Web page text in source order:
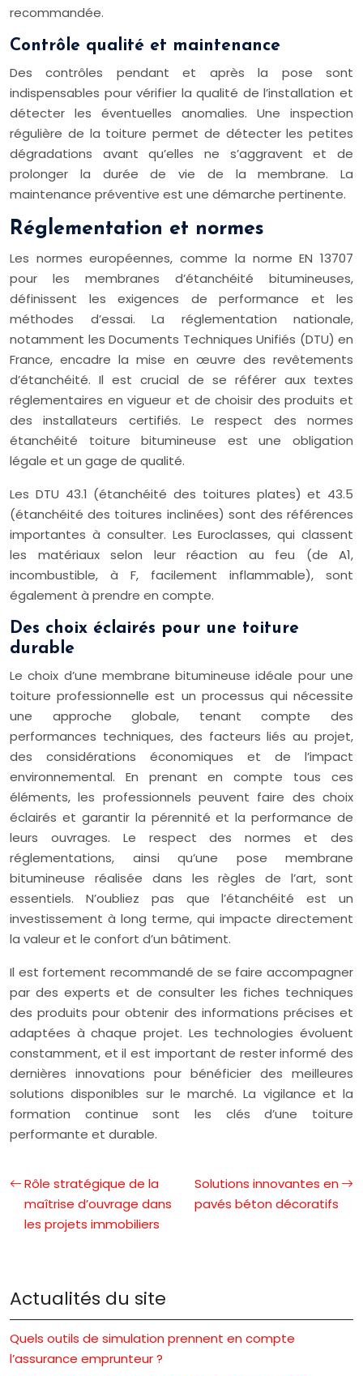
recommandée.
Contrôle qualité et maintenance
Des contrôles pendant et après la pose sont
indispensables pour vérifier la qualité de l’installation et
détecter les éventuelles anomalies. Une inspection
régulière de la toiture permet de détecter les petites
dégradations avant qu’elles ne s’aggravent et de
prolonger la durée de vie de la membrane. La
maintenance préventive est une démarche pertinente.
Réglementation et normes
Les normes européennes, comme la norme EN 13707
pour les membranes d’étanchéité bitumineuses,
définissent les exigences de performance et les
méthodes d’essai. La réglementation nationale,
notamment les Documents Techniques Unifiés (DTU) en
France, encadre la mise en œuvre des revêtements
d’étanchéité. Il est crucial de se référer aux textes
réglementaires en vigueur et de choisir des produits et
des installateurs certifiés. Le respect des normes
étanchéité toiture bitumineuse est une obligation
légale et un gage de qualité.
Les DTU 43.1 (étanchéité des toitures plates) et 43.5
(étanchéité des toitures inclinées) sont des références
importantes à consulter. Les Euroclasses, qui classent
les matériaux selon leur réaction au feu (de A1,
incombustible, à F, facilement inflammable), sont
également à prendre en compte.
Des choix éclairés pour une toiture
durable
Le choix d’une membrane bitumineuse idéale pour une
toiture professionnelle est un processus qui nécessite
une approche globale, tenant compte des
performances techniques, des facteurs liés au projet,
des considérations économiques et de l’impact
environnemental. En prenant en compte tous ces
éléments, les professionnels peuvent faire des choix
éclairés et garantir la pérennité et la performance de
leurs ouvrages. Le respect des normes et des
réglementations, ainsi qu’une pose membrane
bitumineuse réalisée dans les règles de l’art, sont
essentiels. N’oubliez pas que l’étanchéité est un
investissement à long terme, qui impacte directement
la valeur et le confort d’un bâtiment.
Il est fortement recommandé de se faire accompagner
par des experts et de consulter les fiches techniques
des produits pour obtenir des informations précises et
adaptées à chaque projet. Les technologies évoluent
constamment, et il est important de rester informé des
dernières innovations pour bénéficier des meilleures
solutions disponibles sur le marché. La vigilance et la
formation continue sont les clés d’une toiture
performante et durable.
Rôle stratégique de la
maîtrise d’ouvrage dans
les projets immobiliers
Solutions innovantes en
pavés béton décoratifs
Actualités du site
Quels outils de simulation prennent en compte
l’assurance emprunteur ?